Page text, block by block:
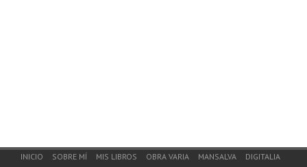
Footer Menu
INICIO SOBRE MÍ MIS LIBROS OBRA VARIA MANSALVA DIGITALIA